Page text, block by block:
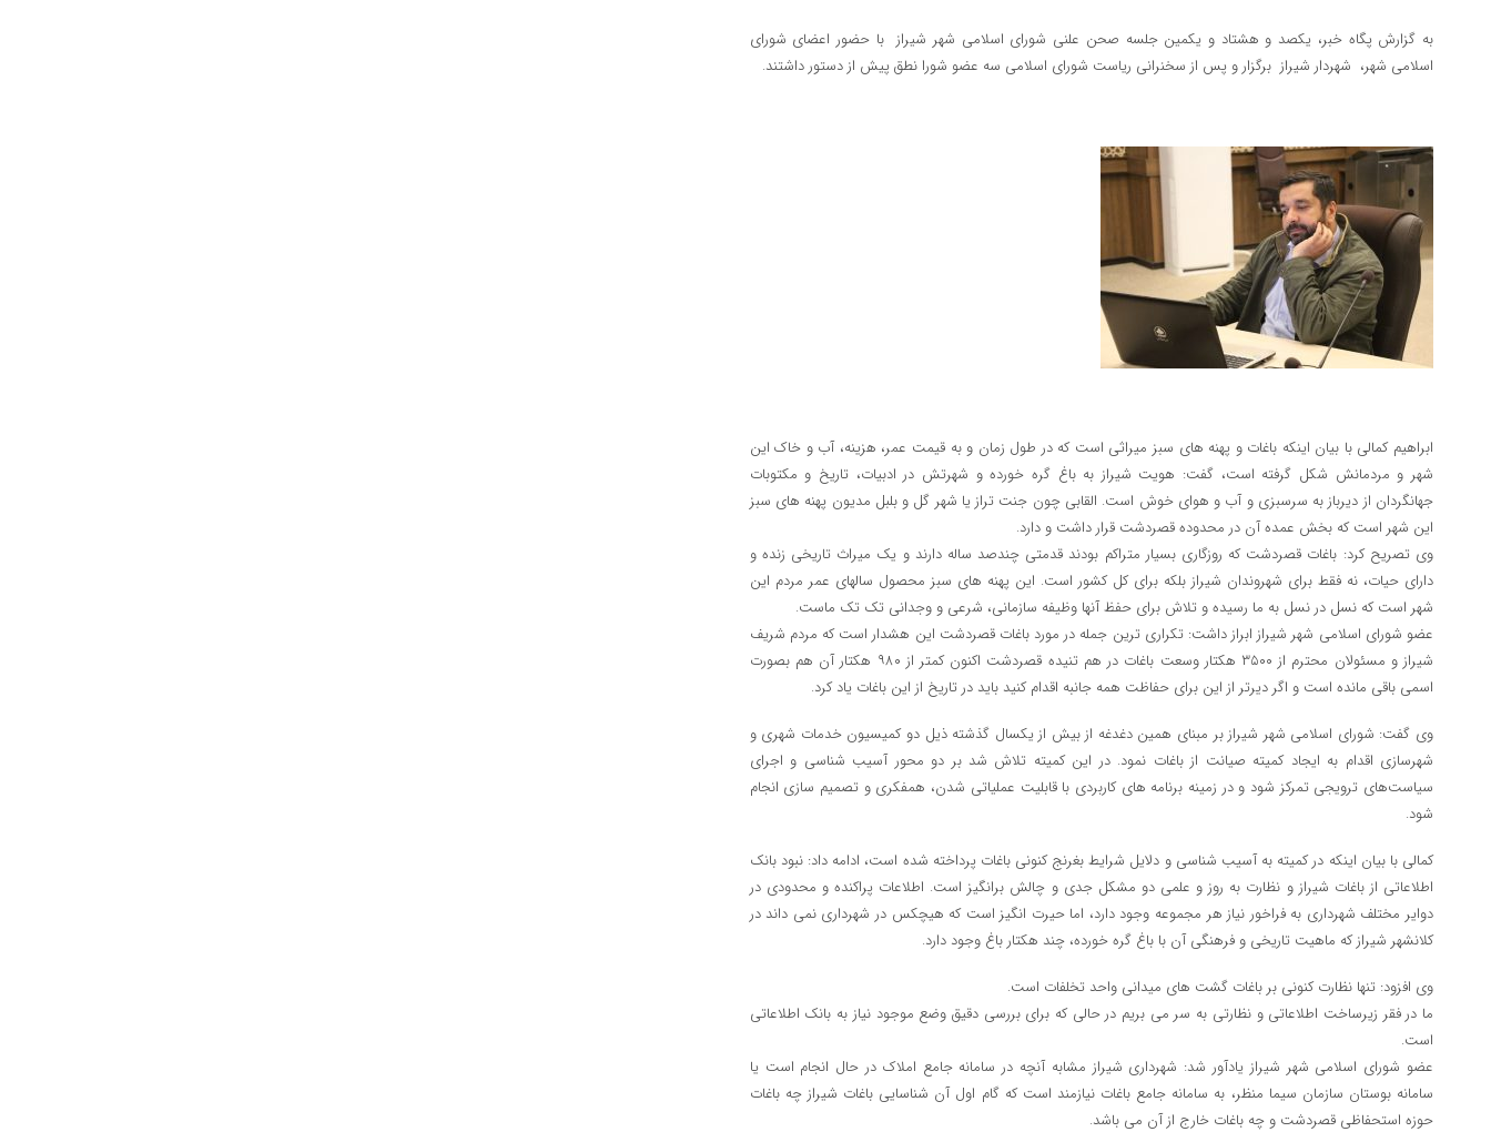
به گزارش پگاه خبر، یکصد و هشتاد و یکمین جلسه صحن علنی شورای اسلامی شهر شیراز با حضور اعضای شورای
اسلامی شهر، شهردار شیراز برگزار و پس از سخنرانی ریاست شورای اسلامی سه عضو شورا نطق پیش از دستور داشتند.
ابراهیم کمالی با بیان اینکه باغات و پهنه های سبز میراثی است که در طول زمان و به قیمت عمر، هزینه، آب و خاک این
شهر و مردمانش شکل گرفته است، گفت: هویت شیراز به باغ گره خورده و شهرتش در ادبیات، تاریخ و مکتوبات
جهانگردان از دیرباز به سرسبزی و آب و هوای خوش است. القابی چون جنت تراز یا شهر گل و بلبل مدیون پهنه های سبز
این شهر است که بخش عمده آن در محدوده قصردشت قرار داشت و دارد.
وی تصریح کرد: باغات قصردشت که روزگاری بسیار متراکم بودند قدمتی چندصد ساله دارند و یک میراث تاریخی زنده و
دارای حیات، نه فقط برای شهروندان شیراز بلکه برای کل کشور است. این پهنه های سبز محصول سالهای عمر مردم این
شهر است که نسل در نسل به ما رسیده و تلاش برای حفظ آنها وظیفه سازمانی، شرعی و وجدانی تک تک ماست.
عضو شورای اسلامی شهر شیراز ابراز داشت: تکراری ترین جمله در مورد باغات قصردشت این هشدار است که مردم شریف
شیراز و مسئولان محترم از ۳۵۰۰ هکتار وسعت باغات در هم تنیده قصردشت اکنون کمتر از ۹۸۰ هکتار آن هم بصورت
اسمی باقی مانده است و اگر دیرتر از این برای حفاظت همه جانبه اقدام کنید باید در تاریخ از این باغات یاد کرد.
وی گفت: شورای اسلامی شهر شیراز بر مبنای همین دغدغه از بیش از یکسال گذشته ذیل دو کمیسیون خدمات شهری و
شهرسازی اقدام به ایجاد کمیته صیانت از باغات نمود. در این کمیته تلاش‌ شد بر دو محور آسیب شناسی و اجرای
سیاست‌های ترویجی تمرکز شود و در زمینه برنامه های کاربردی با قابلیت عملیاتی شدن، همفکری و تصمیم سازی انجام
شود.
کمالی با بیان اینکه در کمیته به آسیب شناسی و دلایل شرایط بغرنج کنونی باغات پرداخته شده است، ادامه داد: نبود بانک
اطلاعاتی از باغات شیراز و نظارت به روز و علمی دو مشکل جدی و چالش برانگیز است. اطلاعات پراکنده و محدودی در
دوایر مختلف شهرداری به فراخور نیاز هر مجموعه وجود دارد، اما حیرت انگیز است که هیچکس در شهرداری نمی داند در
کلانشهر شیراز که ماهیت تاریخی و فرهنگی آن با باغ گره خورده، چند هکتار باغ وجود دارد.
وی افزود: تنها نظارت کنونی بر باغات گشت های میدانی واحد تخلفات است.
ما در فقر زیرساخت اطلاعاتی و نظارتی به سر می بریم در حالی که برای بررسی دقیق وضع موجود نیاز به بانک اطلاعاتی
است.
عضو شورای اسلامی شهر شیراز یادآور شد: شهرداری شیراز مشابه آنچه در سامانه جامع املاک در حال انجام است یا
سامانه بوستان سازمان سیما منظر، به سامانه جامع باغات نیازمند است که گام اول آن شناسایی باغات شیراز چه باغات
حوزه استحفاظی قصردشت و چه باغات خارج از آن می باشد.